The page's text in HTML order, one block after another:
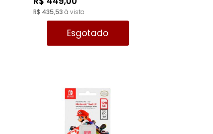
GN6MA
R$ 435,53 à vista
Esgotado